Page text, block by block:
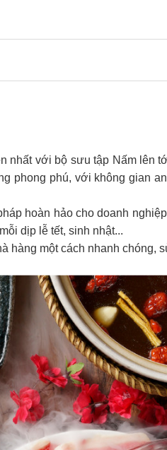
nhất với bộ sưu tập Nấm lên
phong phú, với không gian
hoàn hảo cho doanh
dịp lễ tết, sinh nhật...
hàng một cách nhanh chóng,